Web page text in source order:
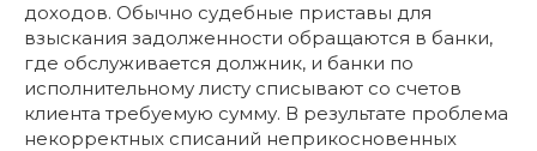
доходов. Обычно судебные приставы для
взыскания задолженности обращаются в банки,
где обслуживается должник, и банки по
исполнительному листу списывают со счетов
клиента требуемую сумму. В результате проблема
некорректных списаний неприкосновенных